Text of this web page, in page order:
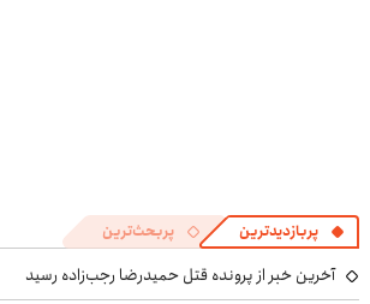
پربازدیدترین پربحث‌ترین
آخرین خبر از پرونده قتل حمیدرضا رجب‌زاده رسید